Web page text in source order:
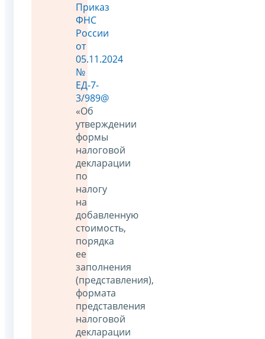
Приказ
ФНС
России
от
05.11.2024
№
ЕД-7-
3/989@
«Об
утверждении
формы
налоговой
декларации
по
налогу
на
добавленную
стоимость,
порядка
ее
заполнения
(представления),
формата
представления
налоговой
декларации